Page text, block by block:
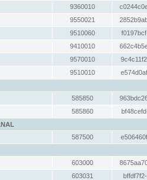
9360010
9550021
9510060
9410010
9570010
9510010
585850
585860
587500
603000
603031